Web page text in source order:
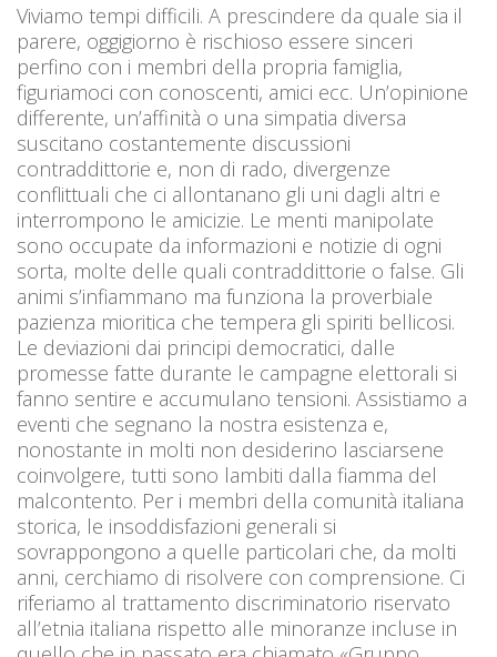
Viviamo tempi difficili. A prescindere da quale sia il
parere, oggigiorno è rischioso essere sinceri
perfino con i membri della propria famiglia,
figuriamoci con conoscenti, amici ecc. Un’opinione
differente, un’affinità o una simpatia diversa
suscitano costantemente discussioni
contraddittorie e, non di rado, divergenze
conflittuali che ci allontanano gli uni dagli altri e
interrompono le amicizie. Le menti manipolate
sono occupate da informazioni e notizie di ogni
sorta, molte delle quali contraddittorie o false. Gli
animi s’infiammano ma funziona la proverbiale
pazienza mioritica che tempera gli spiriti bellicosi.
Le deviazioni dai principi democratici, dalle
promesse fatte durante le campagne elettorali si
fanno sentire e accumulano tensioni. Assistiamo a
eventi che segnano la nostra esistenza e,
nonostante in molti non desiderino lasciarsene
coinvolgere, tutti sono lambiti dalla fiamma del
malcontento. Per i membri della comunità italiana
storica, le insoddisfazioni generali si
sovrappongono a quelle particolari che, da molti
anni, cerchiamo di risolvere con comprensione. Ci
riferiamo al trattamento discriminatorio riservato
all’etnia italiana rispetto alle minoranze incluse in